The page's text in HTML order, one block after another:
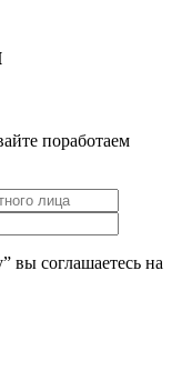
поработаем
вы соглашаетесь на